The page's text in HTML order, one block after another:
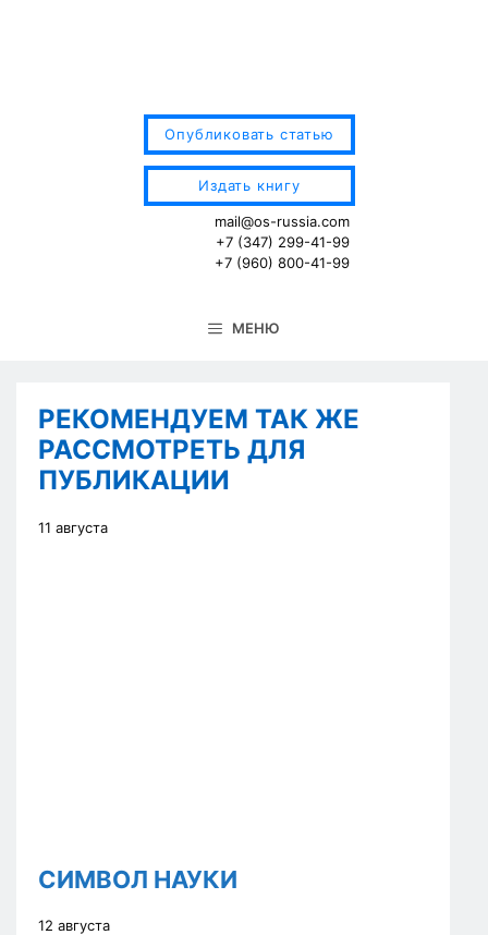
Опубликовать статью
Издать книгу
mail@os-russia.com
+7 (347) 299-41-99
+7 (960) 800-41-99
МЕНЮ
РЕКОМЕНДУЕМ ТАК ЖЕ
РАССМОТРЕТЬ ДЛЯ
ПУБЛИКАЦИИ
11 августа
СИМВОЛ НАУКИ
12 августа